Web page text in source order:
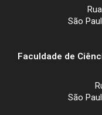
São
Faculdade de
São